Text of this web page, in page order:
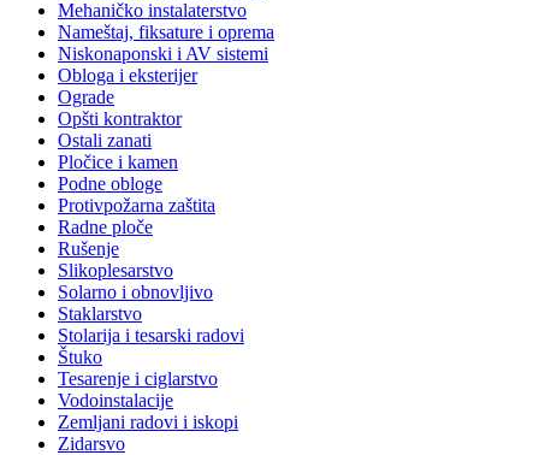
Mehaničko instalaterstvo
Nameštaj, fiksature i oprema
Niskonaponski i AV sistemi
Obloga i eksterijer
Ograde
Opšti kontraktor
Ostali zanati
Pločice i kamen
Podne obloge
Protivpožarna zaštita
Radne ploče
Rušenje
Slikoplesarstvo
Solarno i obnovljivo
Staklarstvo
Stolarija i tesarski radovi
Štuko
Tesarenje i ciglarstvo
Vodoinstalacije
Zemljani radovi i iskopi
Zidarsvo